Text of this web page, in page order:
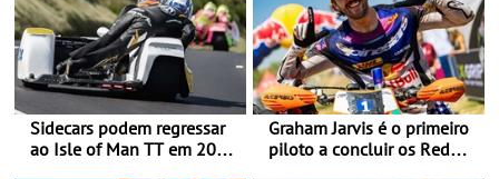
Sidecars podem regressar
ao Isle of Man TT em 2027
Graham Jarvis é o primeiro
piloto a concluir os Red